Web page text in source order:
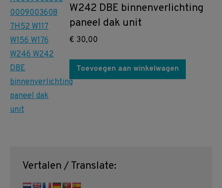
W242 DBE binnenverlichting
paneel dak unit
€ 30,00
Toevoegen aan winkelwagen
Vertalen / Translate: